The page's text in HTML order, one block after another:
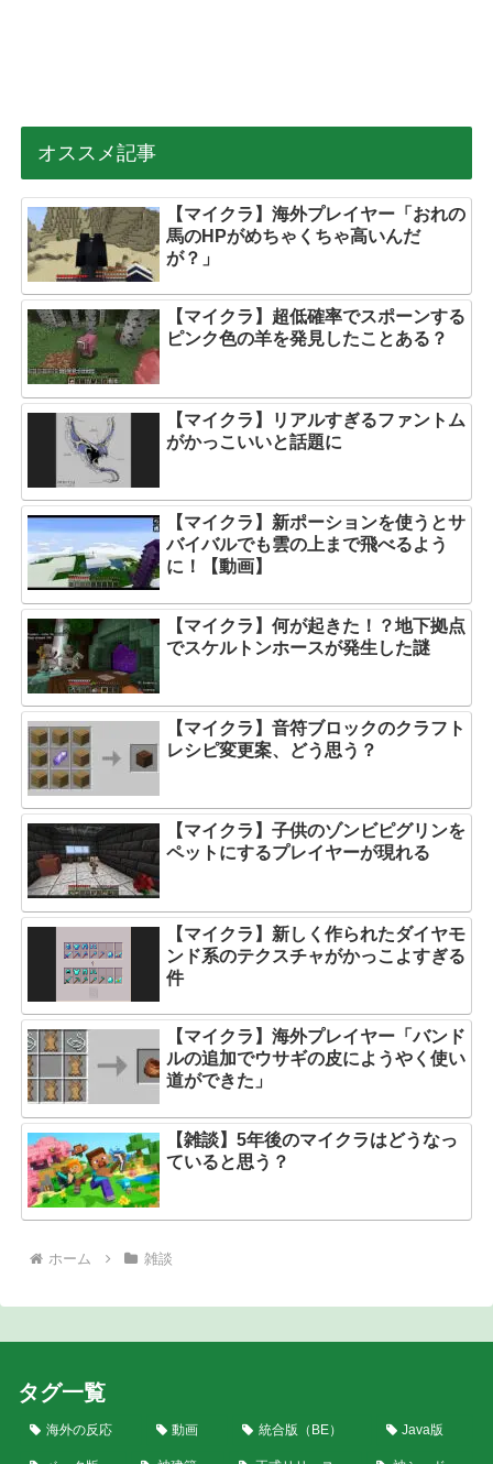
オススメ記事
【マイクラ】海外プレイヤー「おれの
馬のHPがめちゃくちゃ高いんだ
が？」
【マイクラ】超低確率でスポーンする
ピンク色の羊を発見したことある？
【マイクラ】リアルすぎるファントム
がかっこいいと話題に
【マイクラ】新ポーションを使うとサ
バイバルでも雲の上まで飛べるよう
に！【動画】
【マイクラ】何が起きた！？地下拠点
でスケルトンホースが発生した謎
【マイクラ】音符ブロックのクラフト
レシピ変更案、どう思う？
【マイクラ】子供のゾンビピグリンを
ペットにするプレイヤーが現れる
【マイクラ】新しく作られたダイヤモ
ンド系のテクスチャがかっこよすぎる
件
【マイクラ】海外プレイヤー「バンド
ルの追加でウサギの皮にようやく使い
道ができた」
【雑談】5年後のマイクラはどうなっ
ていると思う？
ホーム 雑談
タグ一覧
海外の反応 動画 統合版（BE） Java版